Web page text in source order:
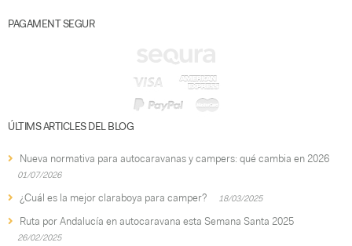
PAGAMENT SEGUR
ÚLTIMS ARTICLES DEL BLOG
Nueva normativa para autocaravanas y campers: qué cambia en 2026
01/07/2026
¿Cuál es la mejor claraboya para camper? 18/03/2025
Ruta por Andalucía en autocaravana esta Semana Santa 2025
26/02/2025